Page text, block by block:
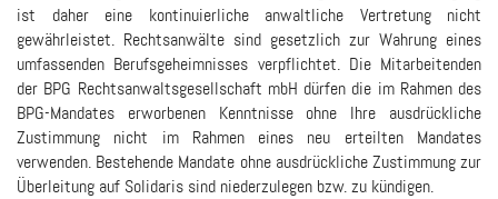
ist daher eine kontinuierliche anwaltliche Vertretung nicht
gewährleistet. Rechtsanwälte sind gesetzlich zur Wahrung eines
umfassenden Berufsgeheimnisses verpflichtet. Die Mitarbeitenden
der BPG Rechtsanwaltsgesellschaft mbH dürfen die im Rahmen des
BPG-Mandates erworbenen Kenntnisse ohne Ihre ausdrückliche
Zustimmung nicht im Rahmen eines neu erteilten Mandates
verwenden. Bestehende Mandate ohne ausdrückliche Zustimmung zur
Überleitung auf Solidaris sind niederzulegen bzw. zu kündigen.